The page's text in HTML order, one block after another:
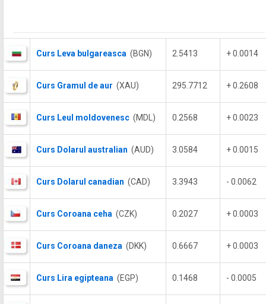
Curs Leva bulgareasca (BGN) 2.5413 + 0.0014
Curs Gramul de aur (XAU) 295.7712 + 0.2608
Curs Leul moldovenesc (MDL) 0.2568 + 0.0023
Curs Dolarul australian (AUD) 3.0584 + 0.0015
Curs Dolarul canadian (CAD) 3.3943 - 0.0062
Curs Coroana ceha (CZK) 0.2027 + 0.0003
Curs Coroana daneza (DKK) 0.6667 + 0.0003
Curs Lira egipteana (EGP) 0.1468 - 0.0005